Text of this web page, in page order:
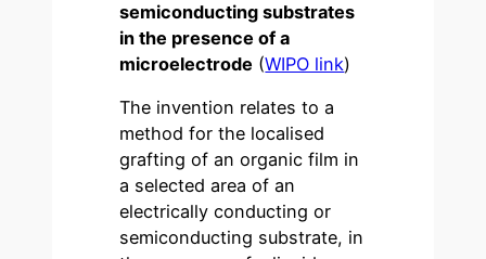
semiconducting substrates
in the presence of a
microelectrode (WIPO link)
The invention relates to a
method for the localised
grafting of an organic film in
a selected area of an
electrically conducting or
semiconducting substrate, in